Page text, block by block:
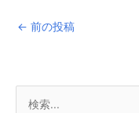
← 前の投稿